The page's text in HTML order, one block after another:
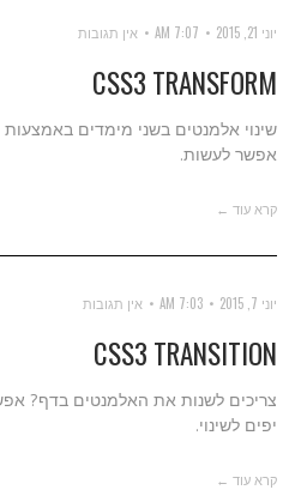
יוני 21, 2015 7:07 AM אין תגובות
CSS3 TRANSFORM
אפשר לעשות.
קרא עוד ←
יוני 7, 2015 7:03 AM אין תגובות
CSS3 TRANSITION
צריכים לשנות את האלמנטים בדף?
יפים לשינוי.
קרא עוד ←